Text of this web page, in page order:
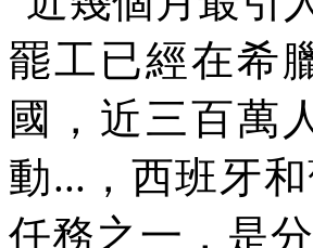
罷工已經在希
國，近三百萬
動... ，西班牙
任務之一，是